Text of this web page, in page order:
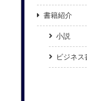
書籍紹介
小説
ビジネス